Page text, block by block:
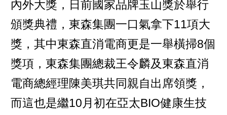
內外大獎，日前國家品牌玉山獎於舉行
頒獎典禮，東森集團一口氣拿下11項大
獎，其中東森直消電商更是一舉橫掃8個
獎項，東森集團總裁王令麟及東森直消
電商總經理陳美琪共同親自出席領獎，
而這也是繼10月初在亞太BIO健康生技